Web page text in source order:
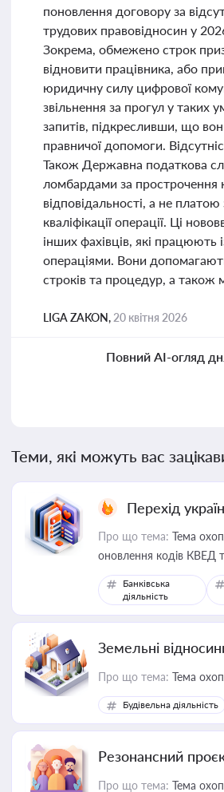
поновлення договору за
трудових правовідносин у
Зокрема, обмежено строк
відновити працівника, або
юридичну силу цифрової
звільнення за прогул у таких
запитів, підкресливши, що
правничої допомоги.
Також Державна податкова
ломбардами за прострочення
відповідальності, а не
кваліфікації операції. Ці
інших фахівців, які
операціями. Вони
строків та процедур, а також
LIGA ZAKON, 20 квітня 2026
Повний AI-огляд
Теми, які можуть вас
Перехід
Про що тема: Тема
оновлення кодів КВЕД
Банківська
діяльність
Земельні
Про що тема: Тема
Будівельна діяльність
Резонансний
Про що тема: Тема